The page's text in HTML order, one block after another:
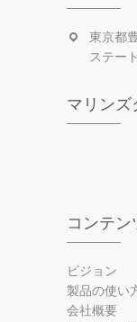
東京都
ステー
マリンズ
コンテン
ビジョン
製品の使い
会社概要